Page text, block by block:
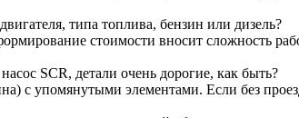
типа топлива, бензин или дизель?
стоимости вносит сложность
SCR, детали очень дорогие, как быть?
с упомянутыми элементами. Если без